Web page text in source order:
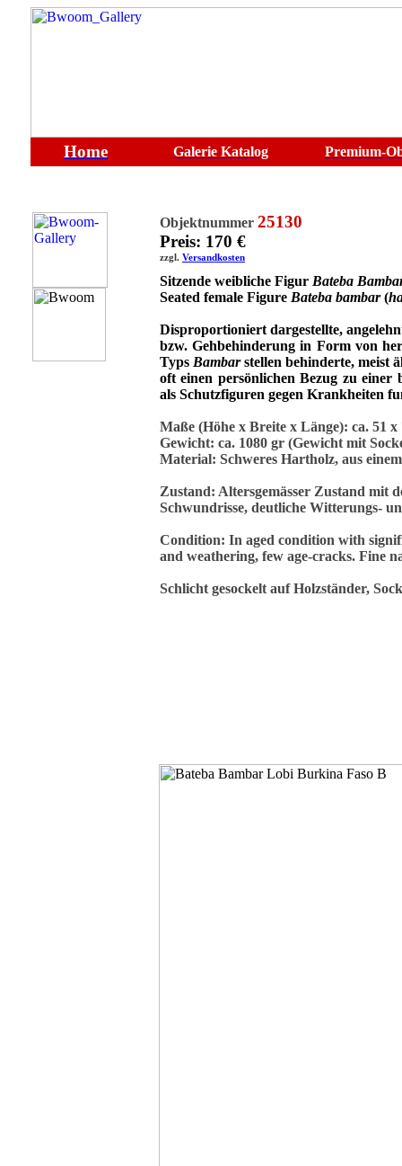
Home Galerie Katalog Premium-
Objektnummer 25130
Preis: 170 €
zzgl. Versandkosten
Sitzende weibliche Figur Bateba
Seated female Figure Bateba bambar(
Disproportioniert dargestellte,
bzw. Gehbehinderung in Form von
Typs Bambarstellen behinderte, meist
oft einen persönlichen Bezug zu einer
als Schutzfiguren gegen Krankheiten
Maße (Höhe x Breite x Länge): ca. 51 x
Gewicht: ca. 1080 gr (Gewicht mit
Material: Schweres Hartholz, aus
Zustand: Altersgemässer Zustand mit
Schwundrisse, deutliche Witterungs-
Condition: In aged condition with
and weathering, few age-cracks. Fine
Schlicht gesockelt auf Holzständer,